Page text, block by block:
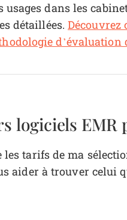
dans les
détaillées. Découvrez
d’évaluation
logiciels
les tarifs de ma
aider à trouver celui